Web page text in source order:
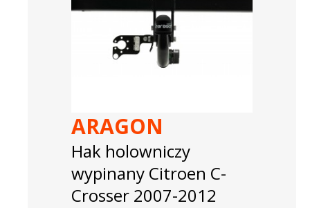
ARAGON
Hak holowniczy
wypinany Citroen C-
Crosser 2007-2012